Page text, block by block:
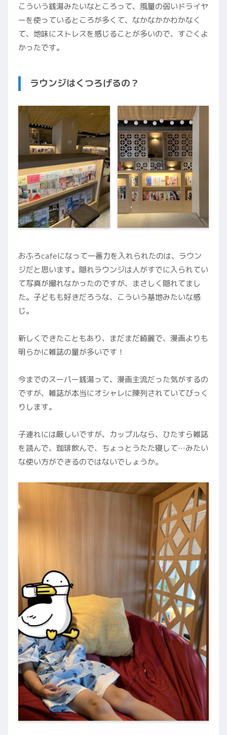
こういう銭湯みたいなところって、風量の弱いドライヤ
ーを使っているところが多くて、なかなかかわかなく
て、地味にストレスを感じることが多いので、すごくよ
かったです。
ラウンジはくつろげるの？
おふろcafeになって一番力を入れられたのは、ラウン
ジだと思います。隠れラウンジは人がすでに入られてい
て写真が撮れなかったのですが、まさしく隠れてまし
た。子どもも好きだろうな、こういう基地みたいな感
じ。
新しくできたこともあり、まだまだ綺麗で、漫画よりも
明らかに雑誌の量が多いです！
今までのスーパー銭湯って、漫画主流だった気がするの
ですが、雑誌が本当にオシャレに陳列されていてびっく
りします。
子連れには厳しいですが、カップルなら、ひたすら雑誌
を読んで、珈琲飲んで、ちょっとうたた寝して…みたい
な使い方ができるのではないでしょうか。